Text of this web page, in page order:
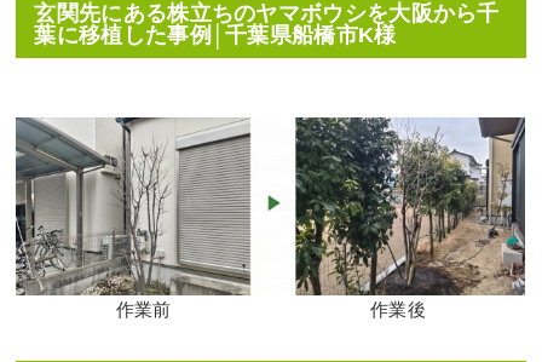
玄関先にある株立ちのヤマボウシを大阪から千
葉に移植した事例│千葉県船橋市K様
作業前 作業後